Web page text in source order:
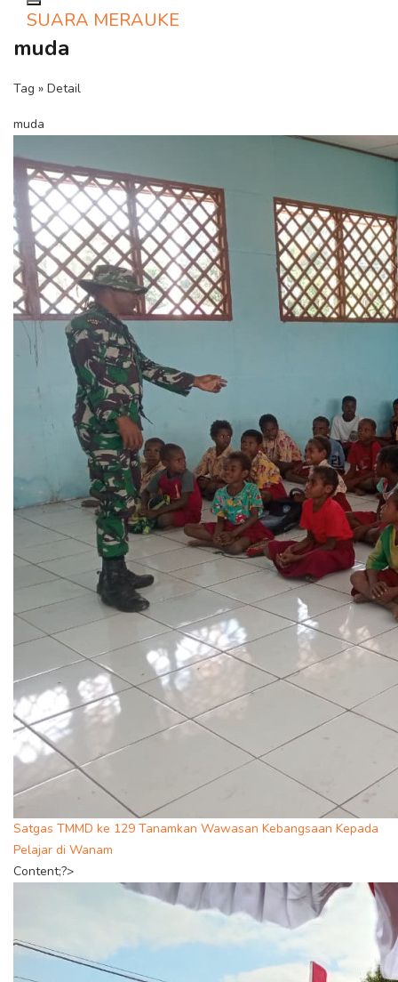
Toggle navigation
SUARA MERAUKE
muda
Tag » Detail
muda
Satgas TMMD ke 129 Tanamkan Wawasan Kebangsaan Kepada
Pelajar di Wanam
Content;?>